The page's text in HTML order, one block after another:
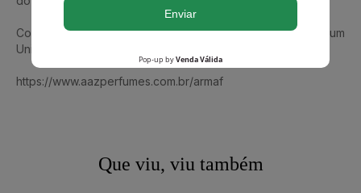
Conheça também Club De Nuit Sillage Armaf Eau De Parfum
Unissex
https://www.aazperfumes.com.br/armaf
Que viu, viu também